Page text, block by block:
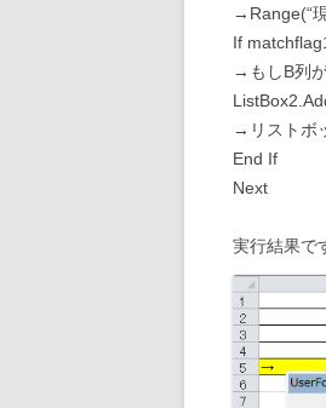
→Range(“
If
→もしB列
→リストボ
End If
Next
実行結果で